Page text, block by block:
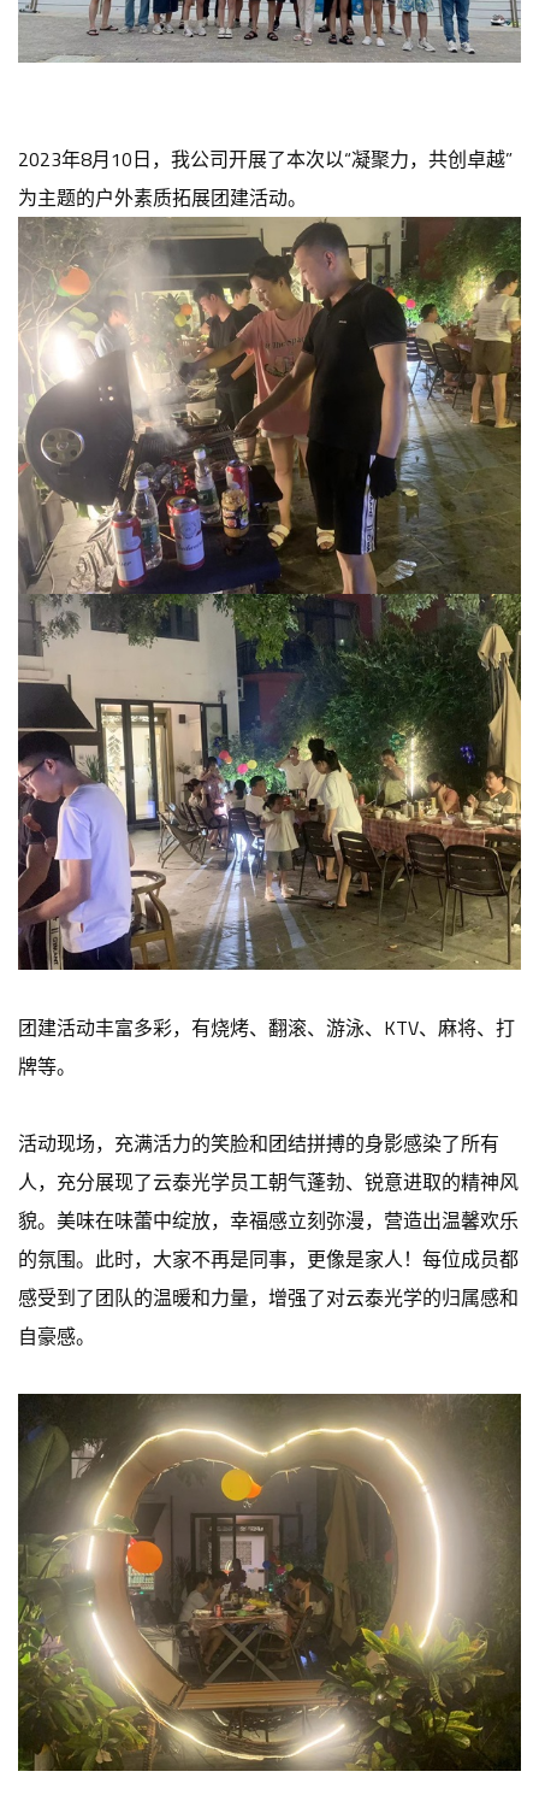
2023年8月10日，我公司开展了本次以“凝聚力，共创卓越”
为主题的户外素质拓展团建活动。
团建活动丰富多彩，有烧烤、翻滚、游泳、KTV、麻将、打
牌等。
活动现场，充满活力的笑脸和团结拼搏的身影感染了所有
人，充分展现了云泰光学员工朝气蓬勃、锐意进取的精神风
貌。美味在味蕾中绽放，幸福感立刻弥漫，营造出温馨欢乐
的氛围。此时，大家不再是同事，更像是家人！每位成员都
感受到了团队的温暖和力量，增强了对云泰光学的归属感和
自豪感。